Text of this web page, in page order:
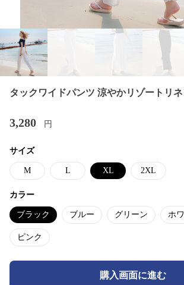
タックワイドパンツ 涼やかリゾートリ
3,280 円
サイズ
M L XL 2XL
カラー
ブラック ブルー グリーン ホ
ピンク
購入画面に進む